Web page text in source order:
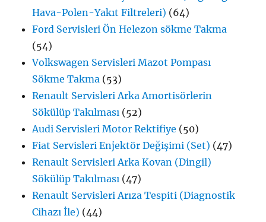
Hava-Polen-Yakıt Filtreleri) (64)
Ford Servisleri Ön Helezon sökme Takma
(54)
Volkswagen Servisleri Mazot Pompası
Sökme Takma (53)
Renault Servisleri Arka Amortisörlerin
Sökülüp Takılması (52)
Audi Servisleri Motor Rektifiye (50)
Fiat Servisleri Enjektör Değişimi (Set) (47)
Renault Servisleri Arka Kovan (Dingil)
Sökülüp Takılması (47)
Renault Servisleri Arıza Tespiti (Diagnostik
Cihazı İle) (44)